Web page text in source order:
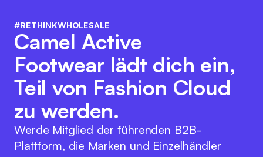
#RETHINKWHOLESALE
Camel Active
Footwear lädt dich ein,
Teil von Fashion Cloud
zu werden.
Werde Mitglied der führenden B2B-
Plattform, die Marken und Einzelhändler